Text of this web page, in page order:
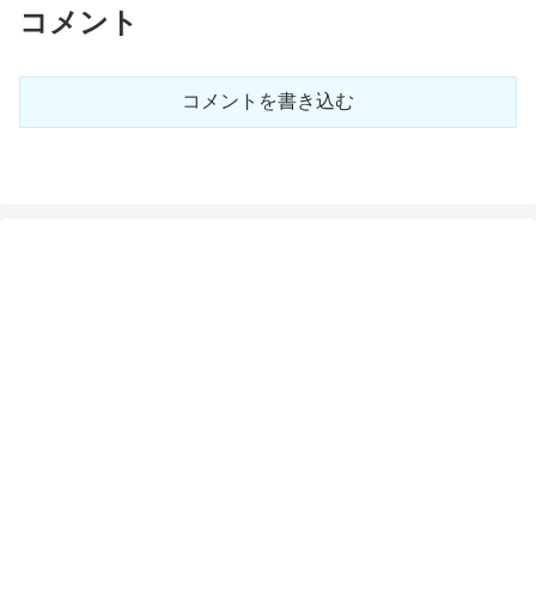
コメント
コメントを書き込む